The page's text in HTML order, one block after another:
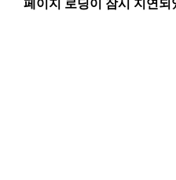
페이지 로딩이 잠시 지연